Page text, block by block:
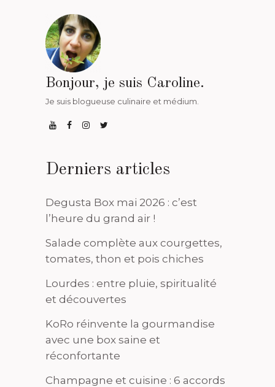
Bonjour, je suis Caroline.
Je suis blogueuse culinaire et médium.
Derniers articles
Degusta Box mai 2026 : c’est
l’heure du grand air !
Salade complète aux courgettes,
tomates, thon et pois chiches
Lourdes : entre pluie, spiritualité
et découvertes
KoRo réinvente la gourmandise
avec une box saine et
réconfortante
Champagne et cuisine : 6 accords